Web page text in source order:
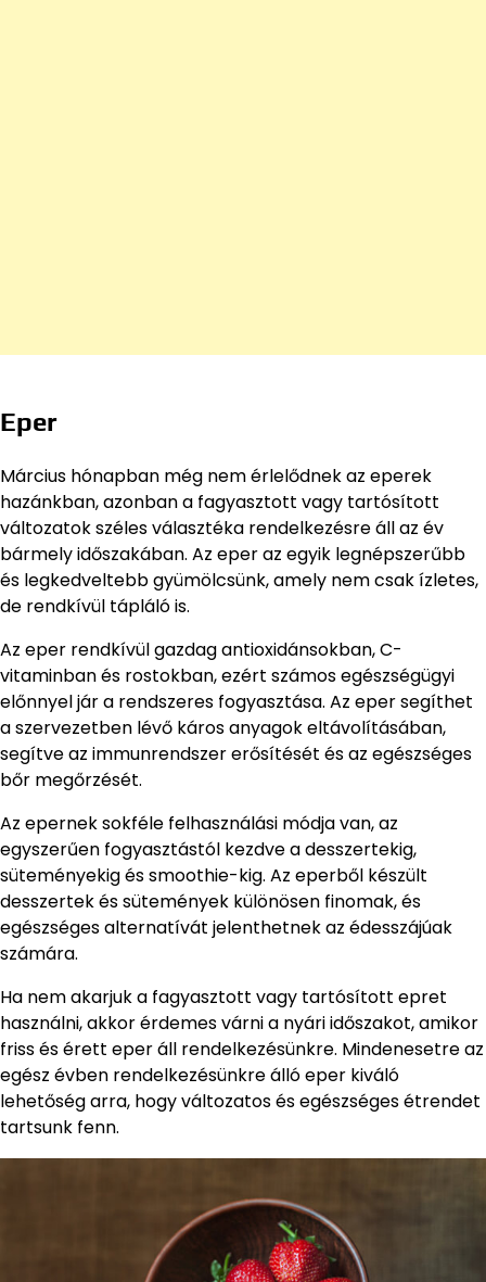
Eper
Március hónapban még nem érlelődnek az eperek
hazánkban, azonban a fagyasztott vagy tartósított
változatok széles választéka rendelkezésre áll az év
bármely időszakában. Az eper az egyik legnépszerűbb
és legkedveltebb gyümölcsünk, amely nem csak ízletes,
de rendkívül tápláló is.
Az eper rendkívül gazdag antioxidánsokban, C-
vitaminban és rostokban, ezért számos egészségügyi
előnnyel jár a rendszeres fogyasztása. Az eper segíthet
a szervezetben lévő káros anyagok eltávolításában,
segítve az immunrendszer erősítését és az egészséges
bőr megőrzését.
Az epernek sokféle felhasználási módja van, az
egyszerűen fogyasztástól kezdve a desszertekig,
süteményekig és smoothie-kig. Az eperből készült
desszertek és sütemények különösen finomak, és
egészséges alternatívát jelenthetnek az édesszájúak
számára.
Ha nem akarjuk a fagyasztott vagy tartósított epret
használni, akkor érdemes várni a nyári időszakot, amikor
friss és érett eper áll rendelkezésünkre. Mindenesetre az
egész évben rendelkezésünkre álló eper kiváló
lehetőség arra, hogy változatos és egészséges étrendet
tartsunk fenn.